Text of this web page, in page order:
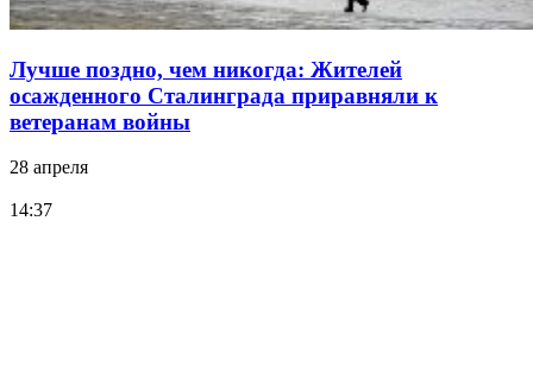
Лучше поздно, чем никогда: Жителей
осажденного Сталинграда приравняли к
ветеранам войны
28 апреля
14:37